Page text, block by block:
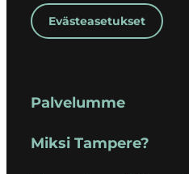
Evästeasetukset
Palvelumme
Miksi Tampere?